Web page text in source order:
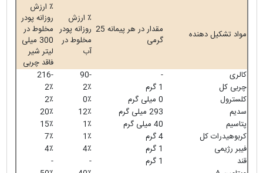
مواد تشکیل دهنده
مقدار در هر پیمانه 25
گرمی
٪ ارزش
روزانه پودر
مخلوط در
آب
٪ ارزش
روزانه پودر
مخلوط در
300 میلی
لیتر شیر
فاقد چربی
کالری
-
-
90
-
216
چربی کل
1 گرم 2٪
2٪
کلسترول
0 میلی گرم 0٪
2٪
سدیم
293 میلی گرم 12٪
20٪
پتاسیم
40 میلی گرم 1٪
15٪
کربوهیدرات کل
4 گرم 1٪
7٪
فیبر رژیمی
1 گرم 4٪
4٪
قند
1 گرم -
-